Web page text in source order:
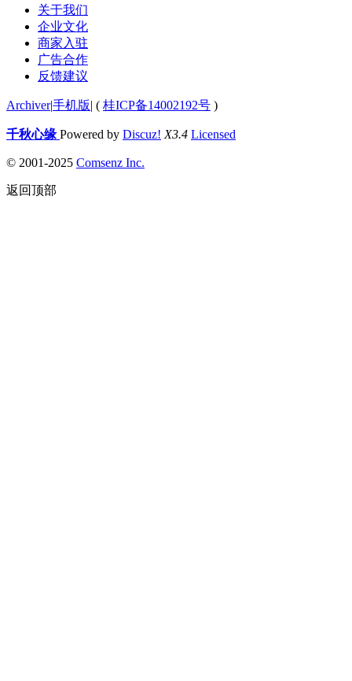
关于我们
企业文化
商家入驻
广告合作
反馈建议
Archiver|手机版| ( 桂ICP备14002192号 )
千秋心缘 Powered by Discuz! X3.4 Licensed
© 2001-2025 Comsenz Inc.
返回顶部